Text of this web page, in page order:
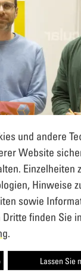
und andere
Website
Einzelheiten
Hinweise
sowie
finden Sie
.
Lassen Sie
effizienter
eine
aus